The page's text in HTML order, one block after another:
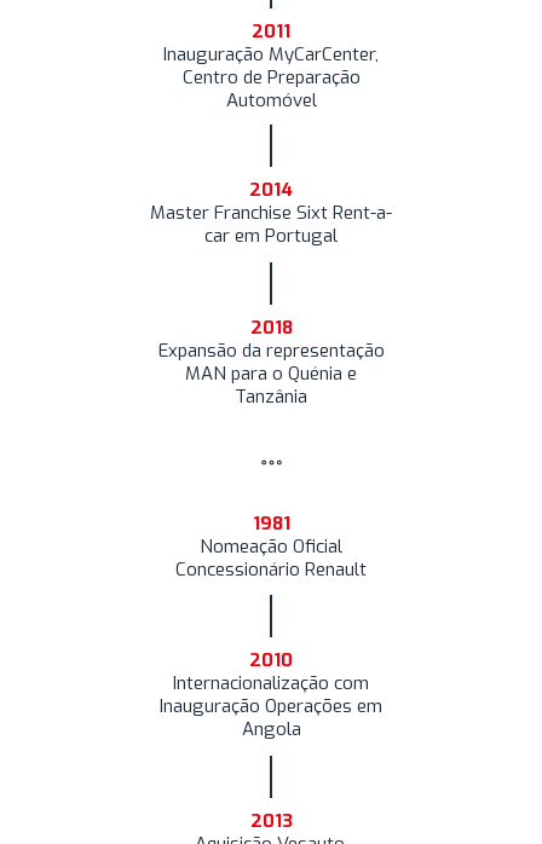
2013
2010
Internacionalização com
Inauguração Operações em
Angola
1981
Nomeação Oficial
Concessionário Renault
2018
Expansão da representação
MAN para o Quénia e
Tanzânia
2014
Master Franchise Sixt Rent-a-
car em Portugal
2011
Inauguração MyCarCenter,
Centro de Preparação
Automóvel